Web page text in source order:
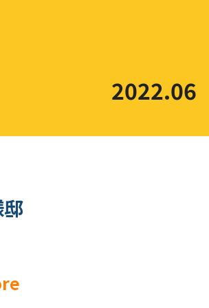
2022.06